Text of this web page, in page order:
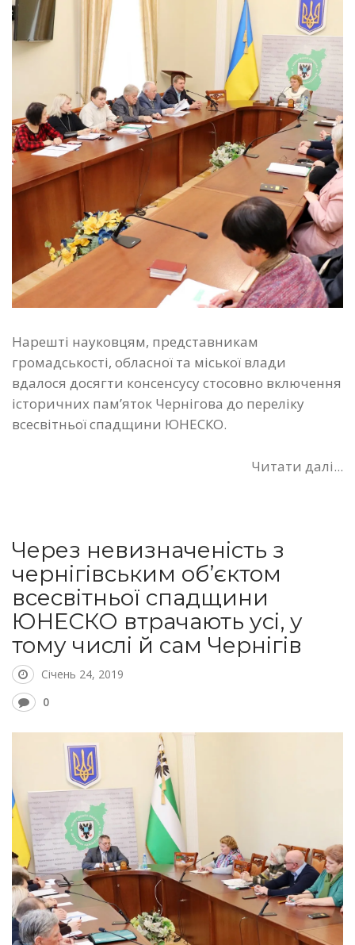
Нарешті науковцям, представникам
громадськості, обласної та міської влади
вдалося досягти консенсусу стосовно включення
історичних пам’яток Чернігова до переліку
всесвітньої спадщини ЮНЕСКО.
Читати далі...
Через невизначеність з
чернігівським об’єктом
всесвітньої спадщини
ЮНЕСКО втрачають усі, у
тому числі й сам Чернігів
Січень 24, 2019
0